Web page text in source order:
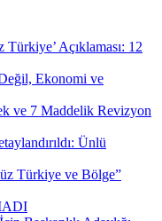
Türkiye’ Açıklaması: 12
Ekonomi ve
ve 7 Maddelik Revizyon
Ünlü
Türkiye ve Bölge”